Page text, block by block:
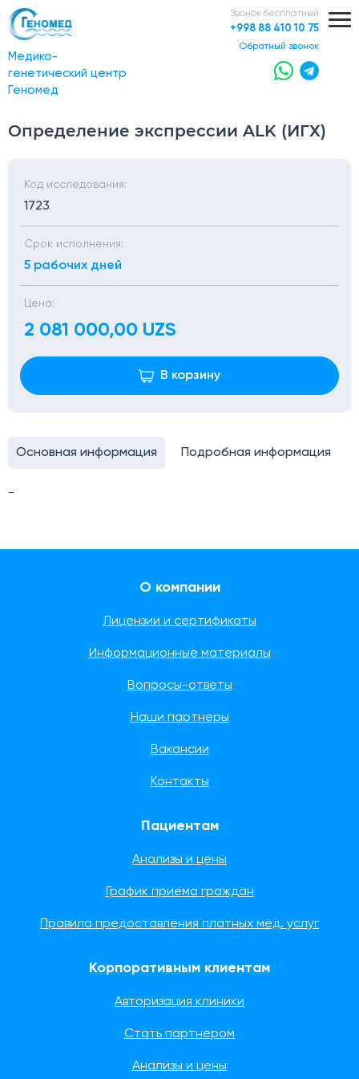
Медико-
генетический центр
Геномед
Звонок бесплатный
+998 88 410 10 75
обратный звонок
Определение экспрессии ALK (ИГХ)
Основная информация Подробная информация
-
Код исследования:
1723
Срок исполнения:
5 рабочих дней
Цена:
2 081 000,00 UZS
В корзину
О компании
Лицензии и сертификаты
Информационные материалы
Вопросы-ответы
Наши партнеры
Вакансии
Контакты
Пациентам
Анализы и цены
График приема граждан
Правила предоставления платных мед. услуг
Корпоративным клиентам
Авторизация клиники
Стать партнером
Анализы и цены